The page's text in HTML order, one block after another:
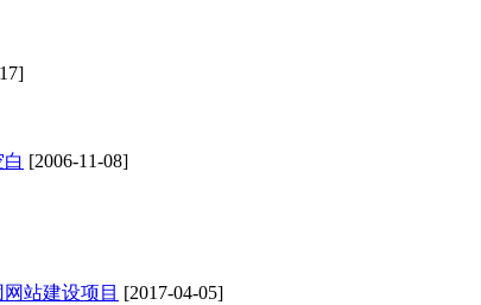
[2006-11-08]
站建设项目 [2017-04-05]